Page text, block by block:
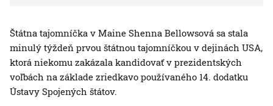
Štátna tajomníčka v Maine Shenna Bellowsová sa stala
minulý týždeň prvou štátnou tajomníčkou v dejinách USA,
ktorá niekomu zakázala kandidovať v prezidentských
voľbách na základe zriedkavo používaného 14. dodatku
Ústavy Spojených štátov.